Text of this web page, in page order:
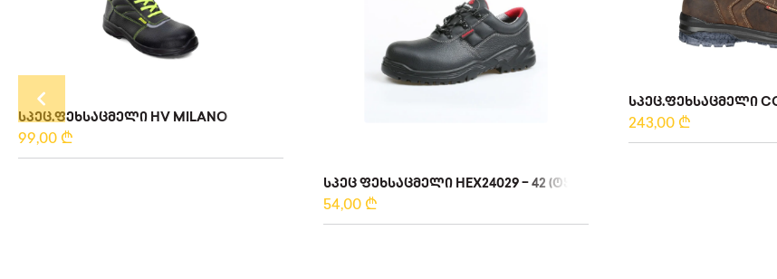
ᲡᲞᲔᲪ.ᲤᲔᲮᲡᲐᲪᲛᲔᲚᲘ HV MILANO
99,00 ₾
ᲡᲞᲔᲪ ᲤᲔᲮᲡᲐᲪᲛᲔᲚᲘ HEX24029 – 42 (ᲢᲧᲐᲕᲘ)
54,00 ₾
ᲡᲞᲔᲪ.ᲤᲔᲮᲡᲐᲪᲛᲔᲚᲘ
243,00 ₾